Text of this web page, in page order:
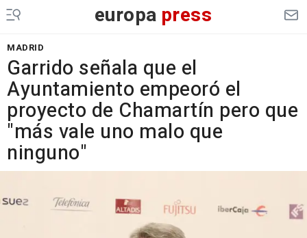
europa press
MADRID
Garrido señala que el
Ayuntamiento empeoró el
proyecto de Chamartín pero que
"más vale uno malo que
ninguno"